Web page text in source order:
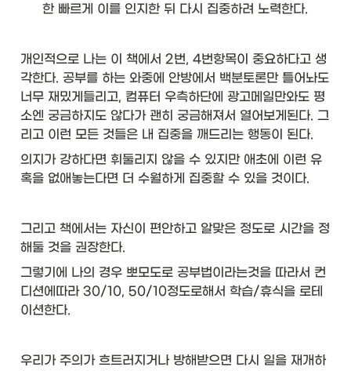
한 빠르게 이를 인지한 뒤 다시 집중하려 노력한다.
개인적으로 나는 이 책에서 2번, 4번항목이 중요하다고 생
각한다. 공부를 하는 와중에 안방에서 백분토론만 틀어놔도
너무 재밌게들리고, 컴퓨터 우측하단에 광고메일만와도 평
소엔 궁금하지도 않다가 괜히 궁금해져서 열어보게된다. 그
리고 이런 모든 것들은 내 집중을 깨드리는 행동이 된다.
의지가 강하다면 휘둘리지 않을 수 있지만 애초에 이런 유
혹을 없애놓는다면 더 수월하게 집중할 수 있을 것이다.
그리고 책에서는 자신이 편안하고 알맞은 정도로 시간을 정
해둘 것을 권장한다.
그렇기에 나의 경우 뽀모도로 공부법이라는것을 따라서 컨
디션에따라 30/10, 50/10정도로해서 학습/휴식을 로테
이션한다.
우리가 주의가 흐트러지거나 방해받으면 다시 일을 재개하